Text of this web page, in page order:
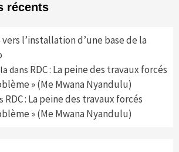
récents
vers l’installation d’une base de la
dans RDC : La peine des travaux forcés
» (Me Mwana Nyandulu)
RDC : La peine des travaux forcés
» (Me Mwana Nyandulu)